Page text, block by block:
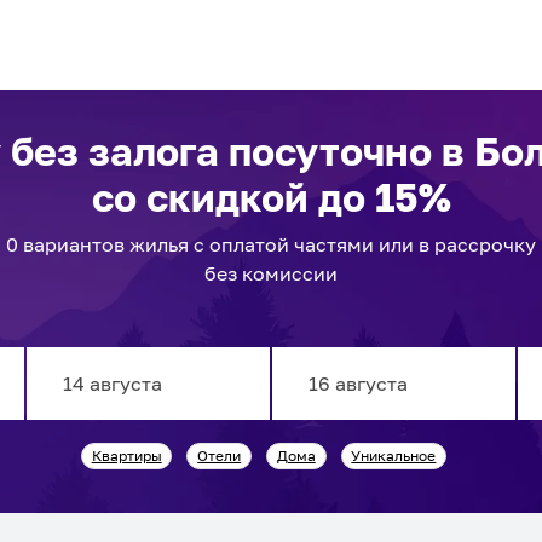
залога посуточно в
со скидкой до 15%
0 вариантов жилья с оплатой частями или в рассрочку
без комиссии
forward
interact
backward
interact
Квартиры Отели Дома Уникальное